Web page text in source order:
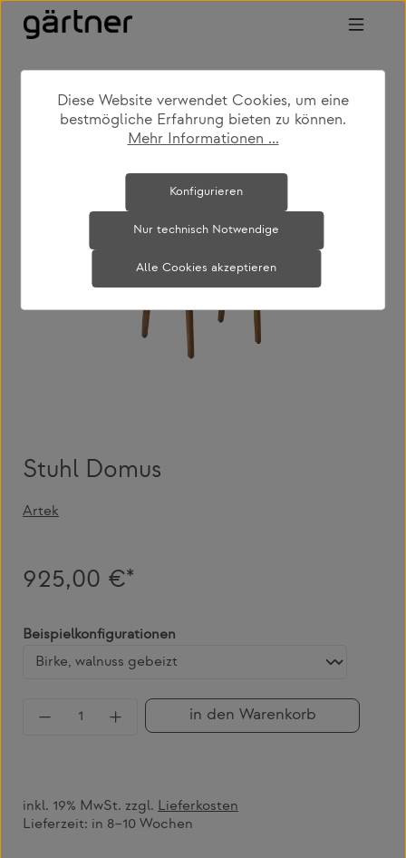
Zum Hauptinhalt springen
shop produkte wohnen stühle
Bildergalerie überspringen
Stuhl Domus
Artek
925,00 €*
Beispielkonfigurationen
Produkt Anzahl: Gib den gewünschten
in den Warenkorb
inkl. 19% MwSt. zzgl. Lieferkosten
Lieferzeit: in 8–10 Wochen
Diese Website verwendet Cookies, um eine
bestmögliche Erfahrung bieten zu können.
Mehr Informationen ...
Nur technisch Notwendige
Konfigurieren
Alle Cookies akzeptieren